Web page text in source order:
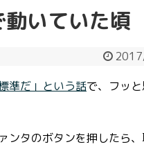
動いていた頃
準だ」という話で、フッと
ンタのボタンを押したら